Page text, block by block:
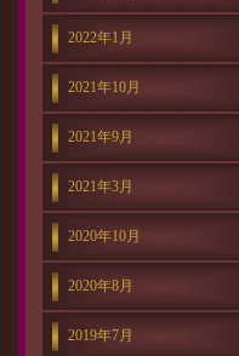
2022年1月
2021年10月
2021年9月
2021年3月
2020年10月
2020年8月
2019年7月